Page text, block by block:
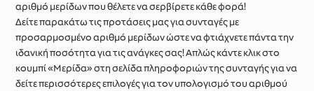
αριθμό μερίδων που θέλετε να σερβίρετε κάθε φορά!
Δείτε παρακάτω τις προτάσεις μας για συνταγές με
προσαρμοσμένο αριθμό μερίδων ώστε να φτιάχνετε πάντα την
ιδανική ποσότητα για τις ανάγκες σας! Απλώς κάντε κλικ στο
κουμπί «Μερίδα» στη σελίδα πληροφοριών της συνταγής για να
δείτε περισσότερες επιλογές για τον υπολογισμό του αριθμού